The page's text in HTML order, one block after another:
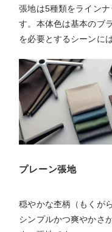
張地は5種類をライン
す。本体色は基本のブ
を必要とするシーンに
プレーン張地
穏やかな杢柄（もくが
シンプルかつ爽やかさ